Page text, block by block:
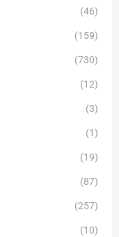
(46)
(159)
(730)
(12)
(3)
(1)
(19)
(87)
(257)
(10)